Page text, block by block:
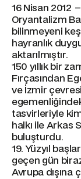
16 Nisan 2012
Oryantalizm
bilinmeyeni
hayranlık
aktarılmıştır.
150 yıllık bir
Fırçasından
ve İzmir
tasvirleriyle
halkı ile Arkas
buluşturdu.
19. Yüzyıl
geçen gün
Avrupa dışına